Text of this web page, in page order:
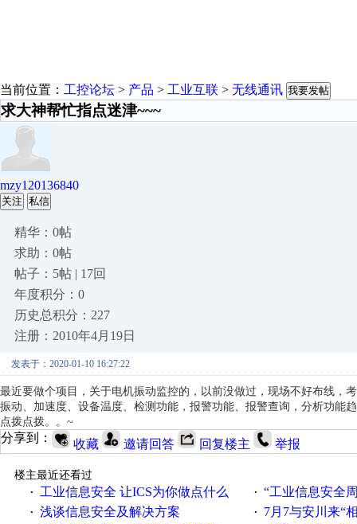
当前位置： 工控论坛 > 产品 > 工业互联 > 无线通讯 我要发帖
求大神帮忙指点迷津~~~
mzy120136840
关注 私信
精华：0帖
求助：0帖
帖子：5帖 | 17回
年度积分：0
历史总积分：227
注册：2010年4月19日
发表于：2020-01-10 16:27:22
最近要做个项目，关于电机振动监控的，以前没做过，现场不好布线，
振动、加速度、设备温度、检测功能，报警功能、报警查询，分析功能
点拨点拨。。~
分享到： 收藏 邀请回答 回复楼主 举报
楼主最近还看过
·
工业信息安全 让ICS为你做点什么 · “工业信息安全周之我见”
· 浅谈信息安全及解决方案 · 7月7与安川来“